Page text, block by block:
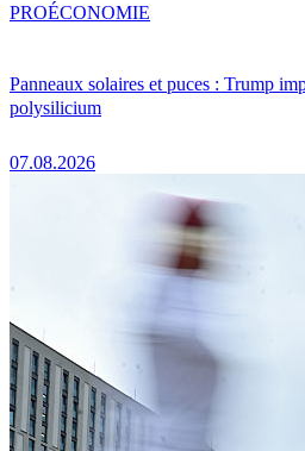
Panneaux solaires et puces : Trump
polysilicium
07.08.2026
PROÉCONOMIE